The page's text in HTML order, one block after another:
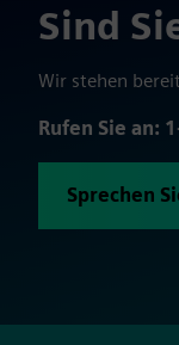
Sind
Wir stehen
Rufen Sie an:
Sprechen